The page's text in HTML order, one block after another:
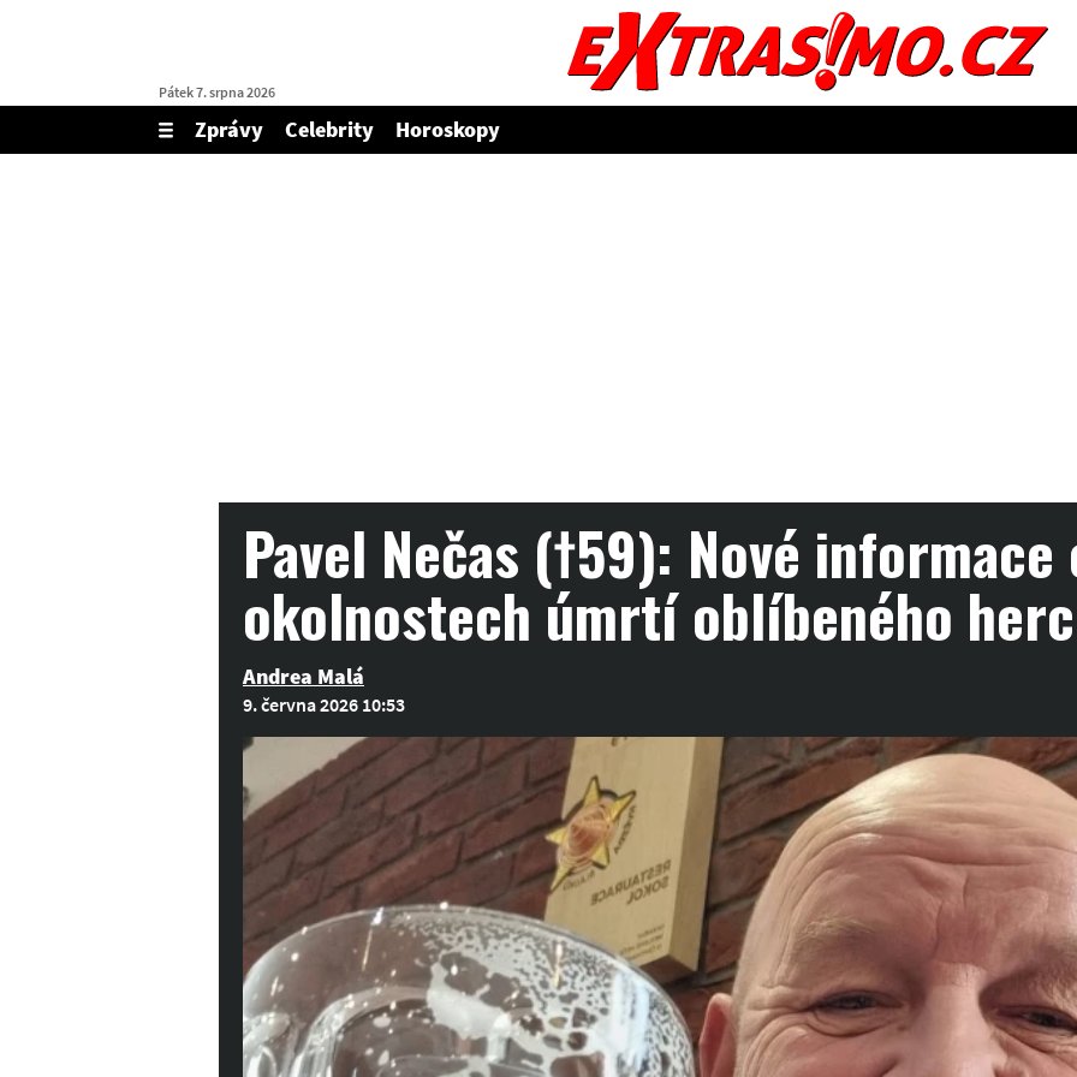
Pátek 7. srpna 2026
Zobrazit/skrýt
menu
Zprávy Celebrity Horoskopy
Pavel Nečas (†59): Nové informace
okolnostech úmrtí oblíbeného
Andrea Malá
9. června 2026 10:53